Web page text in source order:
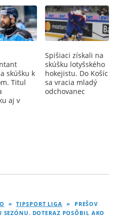
skúšku k
Titul
aj v
Spišiaci získali na
skúšku lotyšského
hokejistu. Do Košíc
sa vracia mladý
odchovanec
» TIPSPORT LIGA »
PREŠOV
SEZÓNU. DOTERAZ POSÔBIL AKO